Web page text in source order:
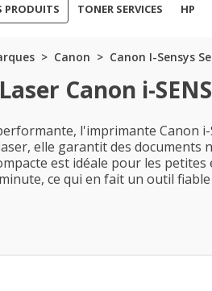
PRODUITS TONER SERVICES HP
Canon Canon I-Sensys
Canon i-
l'imprimante Canon
elle garantit des documents
est idéale pour les
ce qui en fait un outil